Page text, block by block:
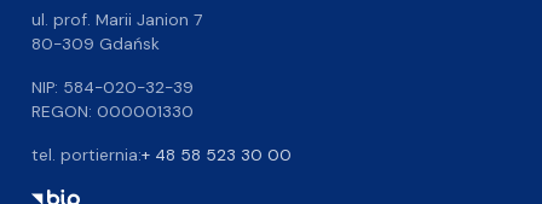
ul. prof. Marii Janion 7
80-309 Gdańsk
NIP: 584-020-32-39
REGON: 000001330
tel. portiernia:+ 48 58 523 30 00